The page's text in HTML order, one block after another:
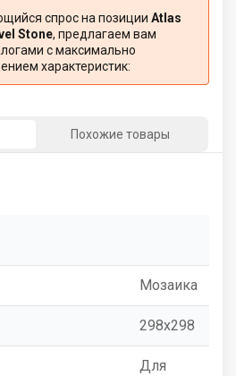
спрос на позиции Atlas
Stone, предлагаем вам
с максимально
характеристик:
Похожие товары
Мозаика
298x298
Для